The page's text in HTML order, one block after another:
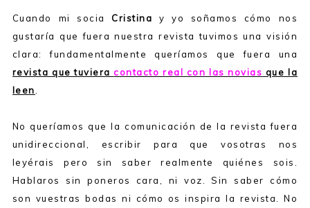
Cuando mi sociaCristina y yo soñamos cómo nos
gustaría que fuera nuestra revista tuvimos una visión
clara: fundamentalmente queríamos que fuera una
revista que tuvieracontacto real con las novias que la
leen.
No queríamos que la comunicación de la revista fuera
unidireccional, escribir para que vosotras nos
leyérais pero sin saber realmente quiénes sois.
Hablaros sin poneros cara, ni voz. Sin saber cómo
son vuestras bodas ni cómo os inspira la revista. No